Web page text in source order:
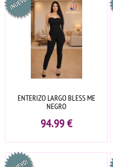
ENTERIZO LARGO BLESS ME
NEGRO
94.99€